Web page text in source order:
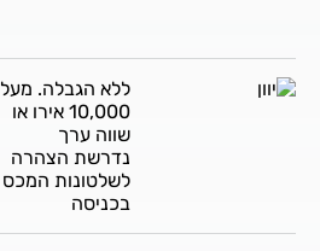
ללא הגבלה. מעל
10,000 אירו או
שווה ערך
נדרשת הצהרה
לשלטונות המכס
בכניסה